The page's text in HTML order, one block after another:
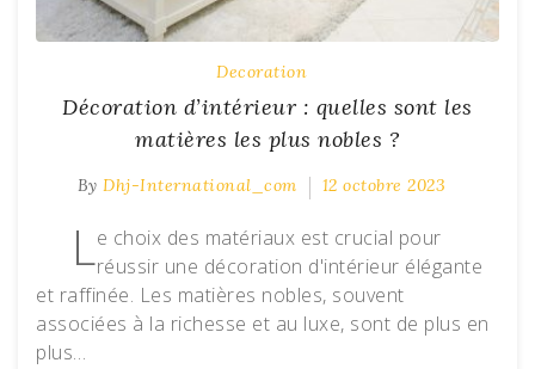
Decoration
Décoration d’intérieur : quelles sont les
matières les plus nobles ?
ByDhj-International_com 12 octobre 2023
Le choix des matériaux est crucial pour
réussir une décoration d'intérieur élégante
et raffinée. Les matières nobles, souvent
associées à la richesse et au luxe, sont de plus en
plus…